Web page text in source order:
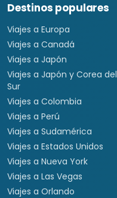
Destinos populares
Viajes a Europa
Viajes a Canadá
Viajes a Japón
Viajes a Japón y Corea del
Sur
Viajes a Colombia
Viajes a Perú
Viajes a Sudamérica
Viajes a Estados Unidos
Viajes a Nueva York
Viajes a Las Vegas
Viajes a Orlando